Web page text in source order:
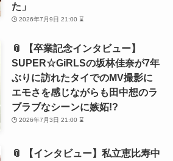
た」
2026年7月9日 21:00 ⌛
📎 【卒業記念インタビュー】
SUPER☆GiRLSの坂林佳奈が7年
ぶりに訪れたタイでのMV撮影に
エモさを感じながらも田中想のラ
ブラブなシーンに嫉妬!?
2026年7月3日 21:00 ⌛
📎 【インタビュー】私立恵比寿中